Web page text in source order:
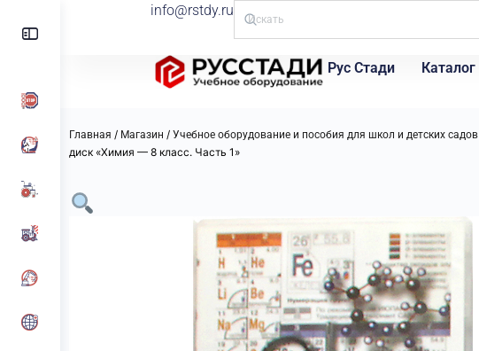
info@rstdy.ru
Рус Стади Каталог
Главная / Магазин / Учебное оборудование и пособия для школ и детских садов
диск «Химия — 8 класс. Часть 1»